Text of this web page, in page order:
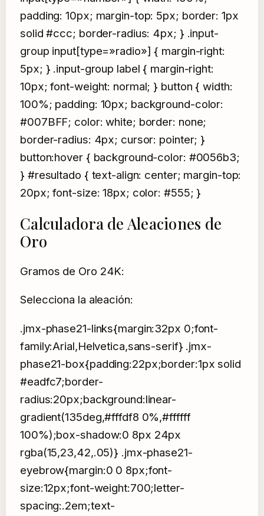
padding: 10px; margin-top: 5px; border: 1px
solid #ccc; border-radius: 4px; } .input-
group input[type=»radio»] { margin-right:
5px; } .input-group label { margin-right:
10px; font-weight: normal; } button { width:
100%; padding: 10px; background-color:
#007BFF; color: white; border: none;
border-radius: 4px; cursor: pointer; }
button:hover { background-color: #0056b3;
} #resultado { text-align: center; margin-top:
20px; font-size: 18px; color: #555; }
Calculadora de Aleaciones de
Oro
Gramos de Oro 24K:
Selecciona la aleación:
.jmx-phase21-links{margin:32px 0;font-
family:Arial,Helvetica,sans-serif} .jmx-
phase21-box{padding:22px;border:1px solid
#eadfc7;border-
radius:20px;background:linear-
gradient(135deg,#fffdf8 0%,#ffffff
100%);box-shadow:0 8px 24px
rgba(15,23,42,.05)} .jmx-phase21-
eyebrow{margin:0 0 8px;font-
size:12px;font-weight:700;letter-
spacing:.2em;text-